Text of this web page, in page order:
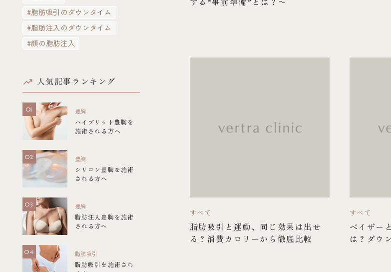
#脂肪吸引のダウンタイム
#脂肪注入のダウンタイム
#顔の脂肪注入
人気記事ランキング
豊胸
ハイブリット豊胸を
施術される方へ
豊胸
シリコン豊胸を施術
される方へ
豊胸
脂肪注入豊胸を施術
される方へ
脂肪吸引
脂肪吸引を施術され
すべて
脂肪吸引と運動、同じ効果は出せ
る？消費カロリーから徹底比較
すべて
ベイザー
は？ダウ